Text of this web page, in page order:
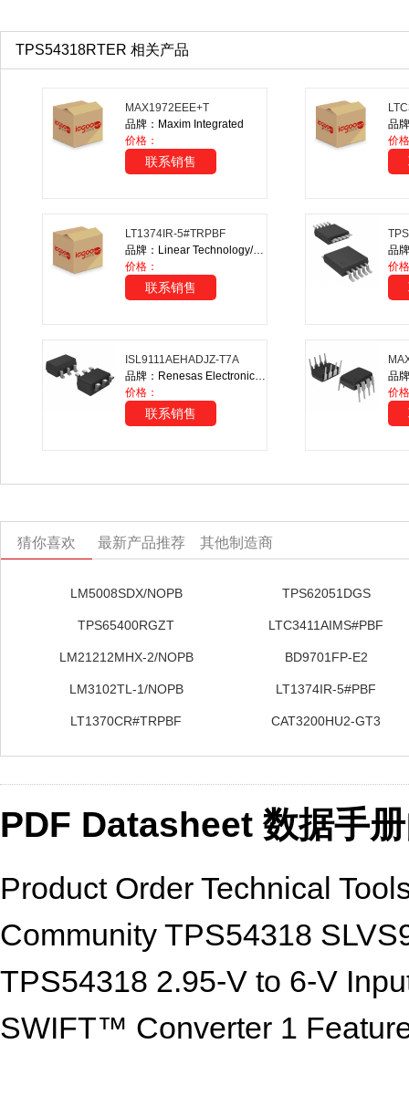
TPS54318RTER 相关产品
MAX1972EEE+T
品牌：Maxim Integrated
价格：
联系销售
价
LT1374IR-5#TRPBF
品牌：Linear Technology/Analog Devices
价格：
联系销售
品
价
ISL9111AEHADJZ-T7A
品牌：Renesas Electronics America Inc.
价格：
联系销售
品
价
猜你喜欢 最新产品推荐 其他制造商
LM5008SDX/NOPB TPS62051DGS
TPS65400RGZT LTC3411AIMS#PBF
LM21212MHX-2/NOPB BD9701FP-E2
LM3102TL-1/NOPB LT1374IR-5#PBF
LT1370CR#TRPBF CAT3200HU2-GT3
PDF Datasheet 数据手
Product Order Technical
Community TPS54318
TPS54318 2.95-V to 6-V
SWIFT™ Converter 1